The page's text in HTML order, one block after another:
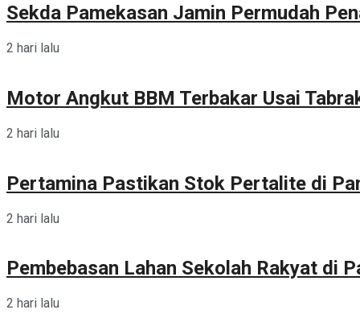
Sekda Pamekasan Jamin Permudah
2 hari lalu
Motor Angkut BBM Terbakar Usai
2 hari lalu
Pertamina Pastikan Stok Pertalite di
2 hari lalu
Pembebasan Lahan Sekolah Rakyat di
2 hari lalu